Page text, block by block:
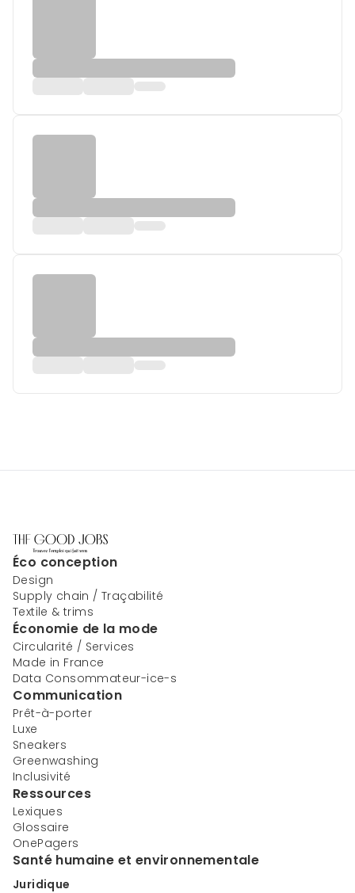
Éco conception
Design
Supply chain / Traçabilité
Textile & trims
Économie de la mode
Circularité / Services
Made in France
Data Consommateur-ice-s
Communication
Prêt-à-porter
Luxe
Sneakers
Greenwashing
Inclusivité
Ressources
Lexiques
Glossaire
OnePagers
Santé humaine et environnementale
Juridique